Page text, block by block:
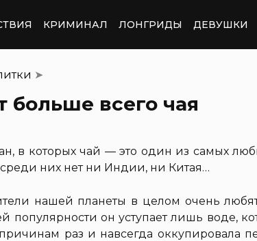
КРИМИНАЛ ЛОНГРИДЫ ДЕВУШКИ
➤
больше всего чая
в которых чай — это один из самых
среди них нет ни Индии, ни Китая…
нашей планеты в целом очень
популярности он уступает лишь воде,
раз и навсегда оккупировала